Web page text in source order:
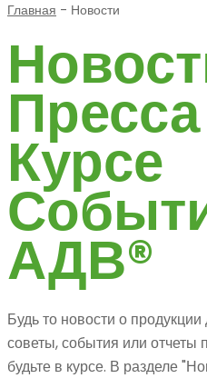
Главная - Новости
Курсе
АДВ®
Будь то новости о
советы, события или отчеты
будьте в курсе. В разделе